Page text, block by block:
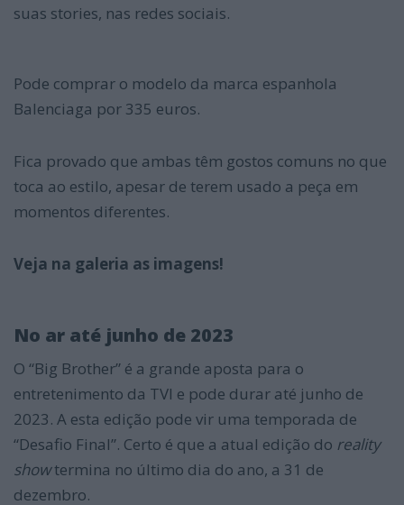
suas stories, nas redes sociais.
Pode comprar o modelo da marca espanhola
Balenciaga por 335 euros.
Fica provado que ambas têm gostos comuns no que
toca ao estilo, apesar de terem usado a peça em
momentos diferentes.
Veja na galeria as imagens!
No ar até junho de 2023
O “Big Brother” é a grande aposta para o
entretenimento da TVI e pode durar até junho de
2023. A esta edição pode vir uma temporada de
“Desafio Final”. Certo é que a atual edição do reality
showtermina no último dia do ano, a 31 de
dezembro.